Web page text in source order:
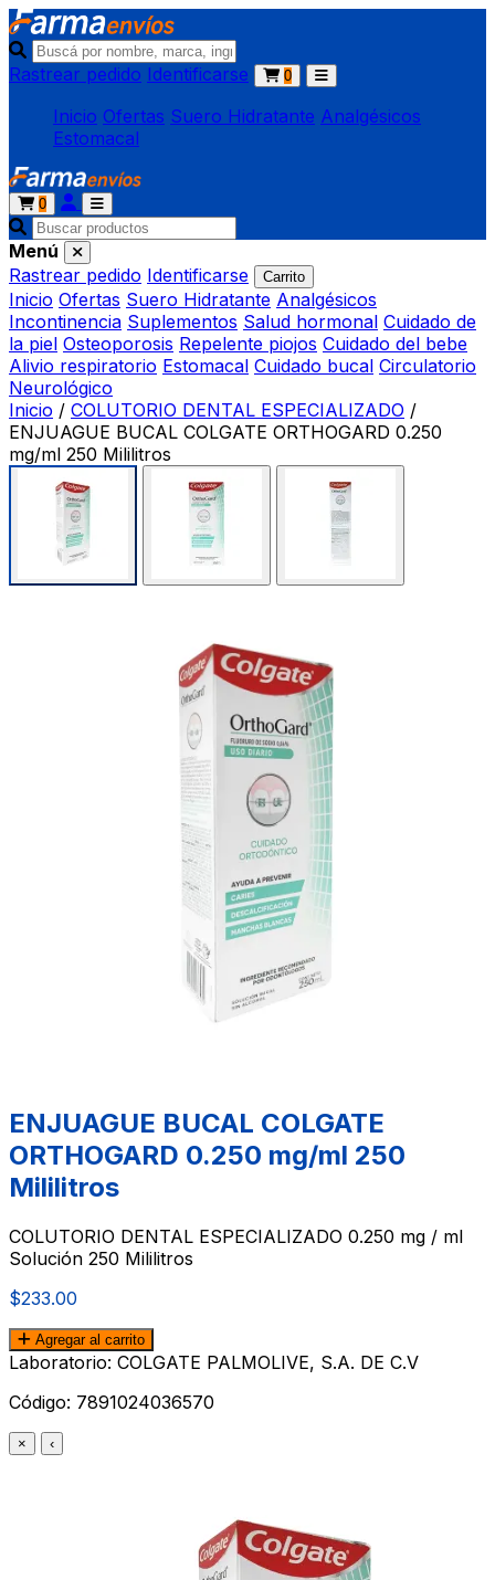
Rastrear pedido Identificarse 0
Inicio Ofertas Suero Hidratante Analgésicos
Estomacal
0
Menú
Rastrear pedido Identificarse Carrito
Inicio Ofertas Suero Hidratante Analgésicos
Incontinencia Suplementos Salud hormonal Cuidado de
la piel Osteoporosis Repelente piojos Cuidado del bebe
Alivio respiratorio Estomacal Cuidado bucal Circulatorio
Neurológico
Inicio / COLUTORIO DENTAL ESPECIALIZADO /
ENJUAGUE BUCAL COLGATE ORTHOGARD 0.250
mg/ml 250 Mililitros
ENJUAGUE BUCAL COLGATE
ORTHOGARD 0.250 mg/ml 250
Mililitros
COLUTORIO DENTAL ESPECIALIZADO 0.250 mg / ml
Solución 250 Mililitros
$233.00
Agregar al carrito
Laboratorio: COLGATE PALMOLIVE, S.A. DE C.V
Código: 7891024036570
× ‹